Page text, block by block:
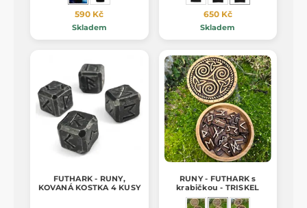
590 Kč
Skladem
650 Kč
Skladem
FUTHARK - RUNY,
KOVANÁ KOSTKA 4 KUSY
RUNY - FUTHARK s
krabičkou - TRISKEL